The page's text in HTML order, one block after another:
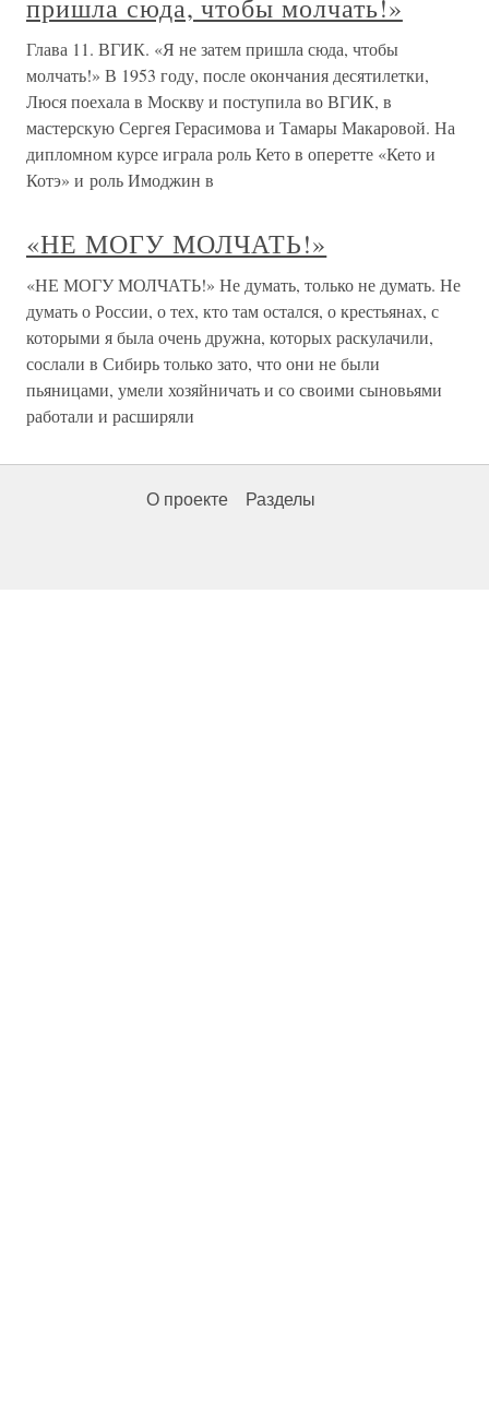
пришла сюда, чтобы молчать!»
Глава 11. ВГИК. «Я не затем пришла сюда, чтобы
молчать!» В 1953 году, после окончания десятилетки,
Люся поехала в Москву и поступила во ВГИК, в
мастерскую Сергея Герасимова и Тамары Макаровой. На
дипломном курсе играла роль Кето в оперетте «Кето и
Котэ» и роль Имоджин в
«НЕ МОГУ МОЛЧАТЬ!»
«НЕ МОГУ МОЛЧАТЬ!» Не думать, только не думать. Не
думать о России, о тех, кто там остался, о крестьянах, с
которыми я была очень дружна, которых раскулачили,
сослали в Сибирь только зато, что они не были
пьяницами, умели хозяйничать и со своими сыновьями
работали и расширяли
О проекте Разделы